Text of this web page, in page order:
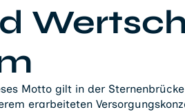
Motto gilt in der
erarbeiteten